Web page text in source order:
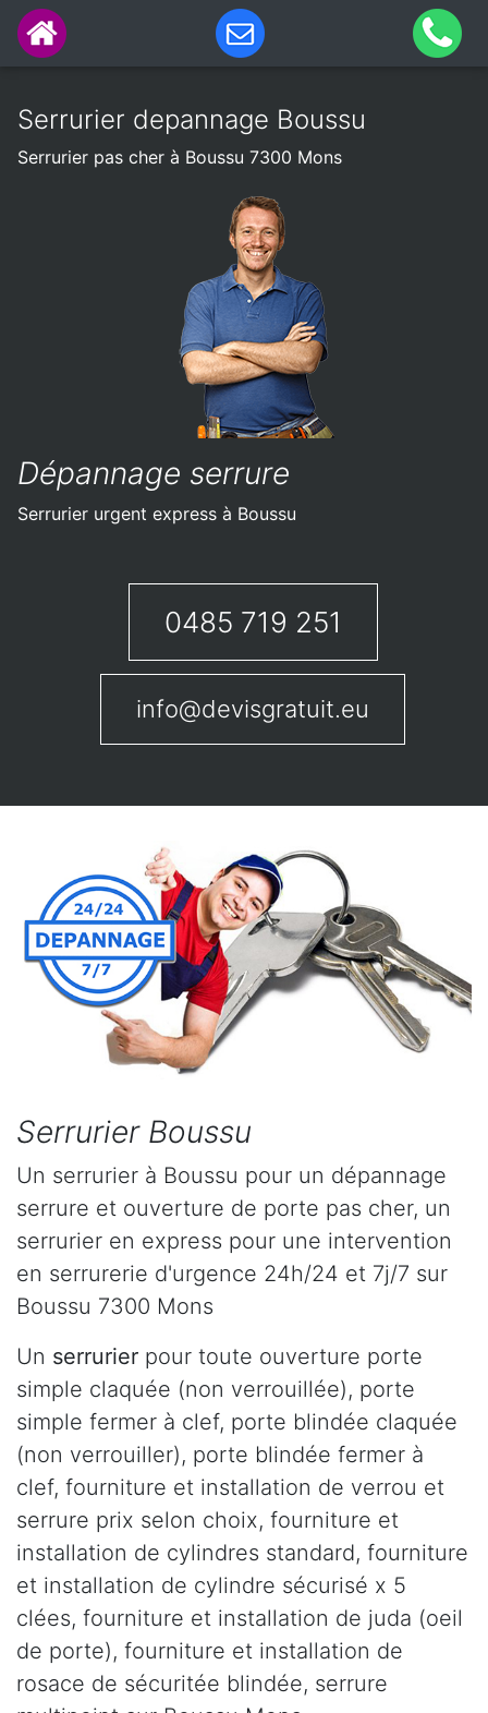
Serrurier depannage Boussu
Serrurier pas cher à Boussu 7300 Mons
Dépannage serrure
Serrurier urgent express à Boussu
0485 719 251
info@devisgratuit.eu
Serrurier Boussu
Un serrurier à Boussu pour un dépannage
serrure et ouverture de porte pas cher, un
serrurier en express pour une intervention
en serrurerie d'urgence 24h/24 et 7j/7 sur
Boussu 7300 Mons
Un serrurier pour toute ouverture porte
simple claquée (non verrouillée), porte
simple fermer à clef, porte blindée claquée
(non verrouiller), porte blindée fermer à
clef, fourniture et installation de verrou et
serrure prix selon choix, fourniture et
installation de cylindres standard, fourniture
et installation de cylindre sécurisé x 5
clées, fourniture et installation de juda (oeil
de porte), fourniture et installation de
rosace de sécuritée blindée, serrure